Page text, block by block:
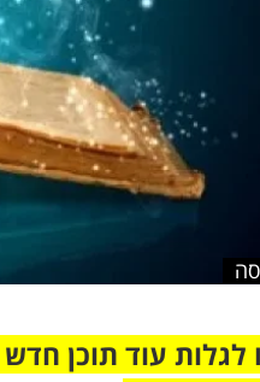
לגלות עוד תוכן